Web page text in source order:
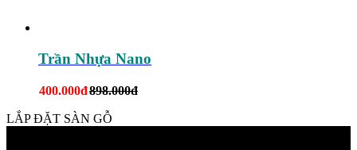
Trần Nhựa Nano
400.000đ898.000đ
LẮP ĐẶT SÀN GỖ